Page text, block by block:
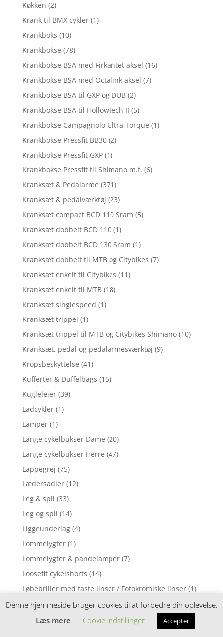
Køkken (2)
Krank til BMX cykler (1)
Krankboks (10)
Krankbokse (78)
Krankbokse BSA med Firkantet aksel (16)
Krankbokse BSA med Octalink aksel (7)
Krankbokse BSA til GXP og DUB (2)
Krankbokse BSA til Hollowtech II (5)
Krankbokse Campagnolo Ultra Torque (1)
Krankbokse Pressfit BB30 (2)
Krankbokse Pressfit GXP (1)
Krankbokse Pressfit til Shimano m.f. (6)
Kranksæt & Pedalarme (371)
Kranksæt & pedalværktøj (23)
Kranksæt compact BCD 110 Sram (5)
Kranksæt dobbelt BCD 110 (1)
Kranksæt dobbelt BCD 130 Sram (1)
Kranksæt dobbelt til MTB og Citybikes (7)
Kranksæt enkelt til Citybikes (11)
Kranksæt enkelt til MTB (18)
Kranksæt singlespeed (1)
Kranksæt trippel (1)
Kranksæt trippel til MTB og Citybikes Shimano (10)
Kranksæt, pedal og pedalarmesværktøj (9)
Kropsbeskyttelse (41)
Kufferter & Duffelbags (15)
Kuglelejer (39)
Ladcykler (1)
Lamper (1)
Lange cykelbukser Dame (20)
Lange cykelbukser Herre (47)
Lappegrej (75)
Lædersadler (12)
Leg & spil (33)
Leg og spil (14)
Liggeunderlag (4)
Lommelygter (1)
Lommelygter & pandelamper (7)
Loosefit cykelshorts (14)
Løbebriller med faste linser / Fotokromiske linser (1)
Løbebriller med styrke (2)
Løbecykel (31)
Denne hjemmeside bruger cookies til at forbedre din oplevelse.
Læs mere
Cookie indstillinger Accepter